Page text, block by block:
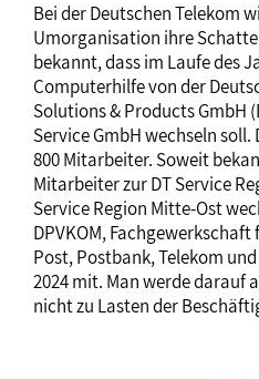
Bei der Deutschen Telekom
Umorganisation ihre
bekannt, dass im Laufe des
Computerhilfe von der
Solutions & Products GmbH
Service GmbH wechseln
800 Mitarbeiter. Soweit
Mitarbeiter zur DT Service
Service Region Mitte-Ost
DPVKOM,
Post, Postbank, Telekom
2024 mit. Man werde darauf
nicht zu Lasten der